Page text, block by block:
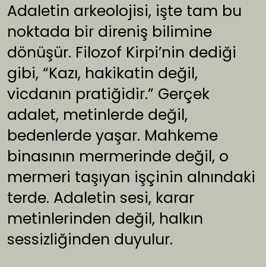
Adaletin arkeolojisi, işte tam bu
noktada bir direniş bilimine
dönüşür. Filozof Kirpi’nin dediği
gibi, “Kazı, hakikatin değil,
vicdanın pratiğidir.” Gerçek
adalet, metinlerde değil,
bedenlerde yaşar. Mahkeme
binasının mermerinde değil, o
mermeri taşıyan işçinin alnındaki
terde. Adaletin sesi, karar
metinlerinden değil, halkın
sessizliğinden duyulur.